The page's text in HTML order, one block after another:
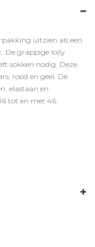
uitzien als een
De grappige lolly
sokken nodig. Deze
rood en geel. De
elastaan en
tot en met 46.